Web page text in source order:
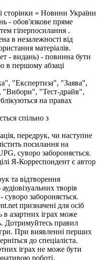
сторінки « Новини України
- обов'язкове пряме
гіперпосилання .
в незалежності від
матеріалів.
- видань) - повинна бути
в першому абзаці
"Експертиза", "Заява",
"Вибори", "Тест-драйв",
на правах
спільно з
передрук, чи наступне
посилання на
суворо забороняється.
Я-Корреспондент є автор
та відтворення
творів
забороняється.
призначені для осіб
азартних іграх може
Дотримуйтесь правил
При виявленні перших
до спеціаліста.
іграх не може бути
роботі.